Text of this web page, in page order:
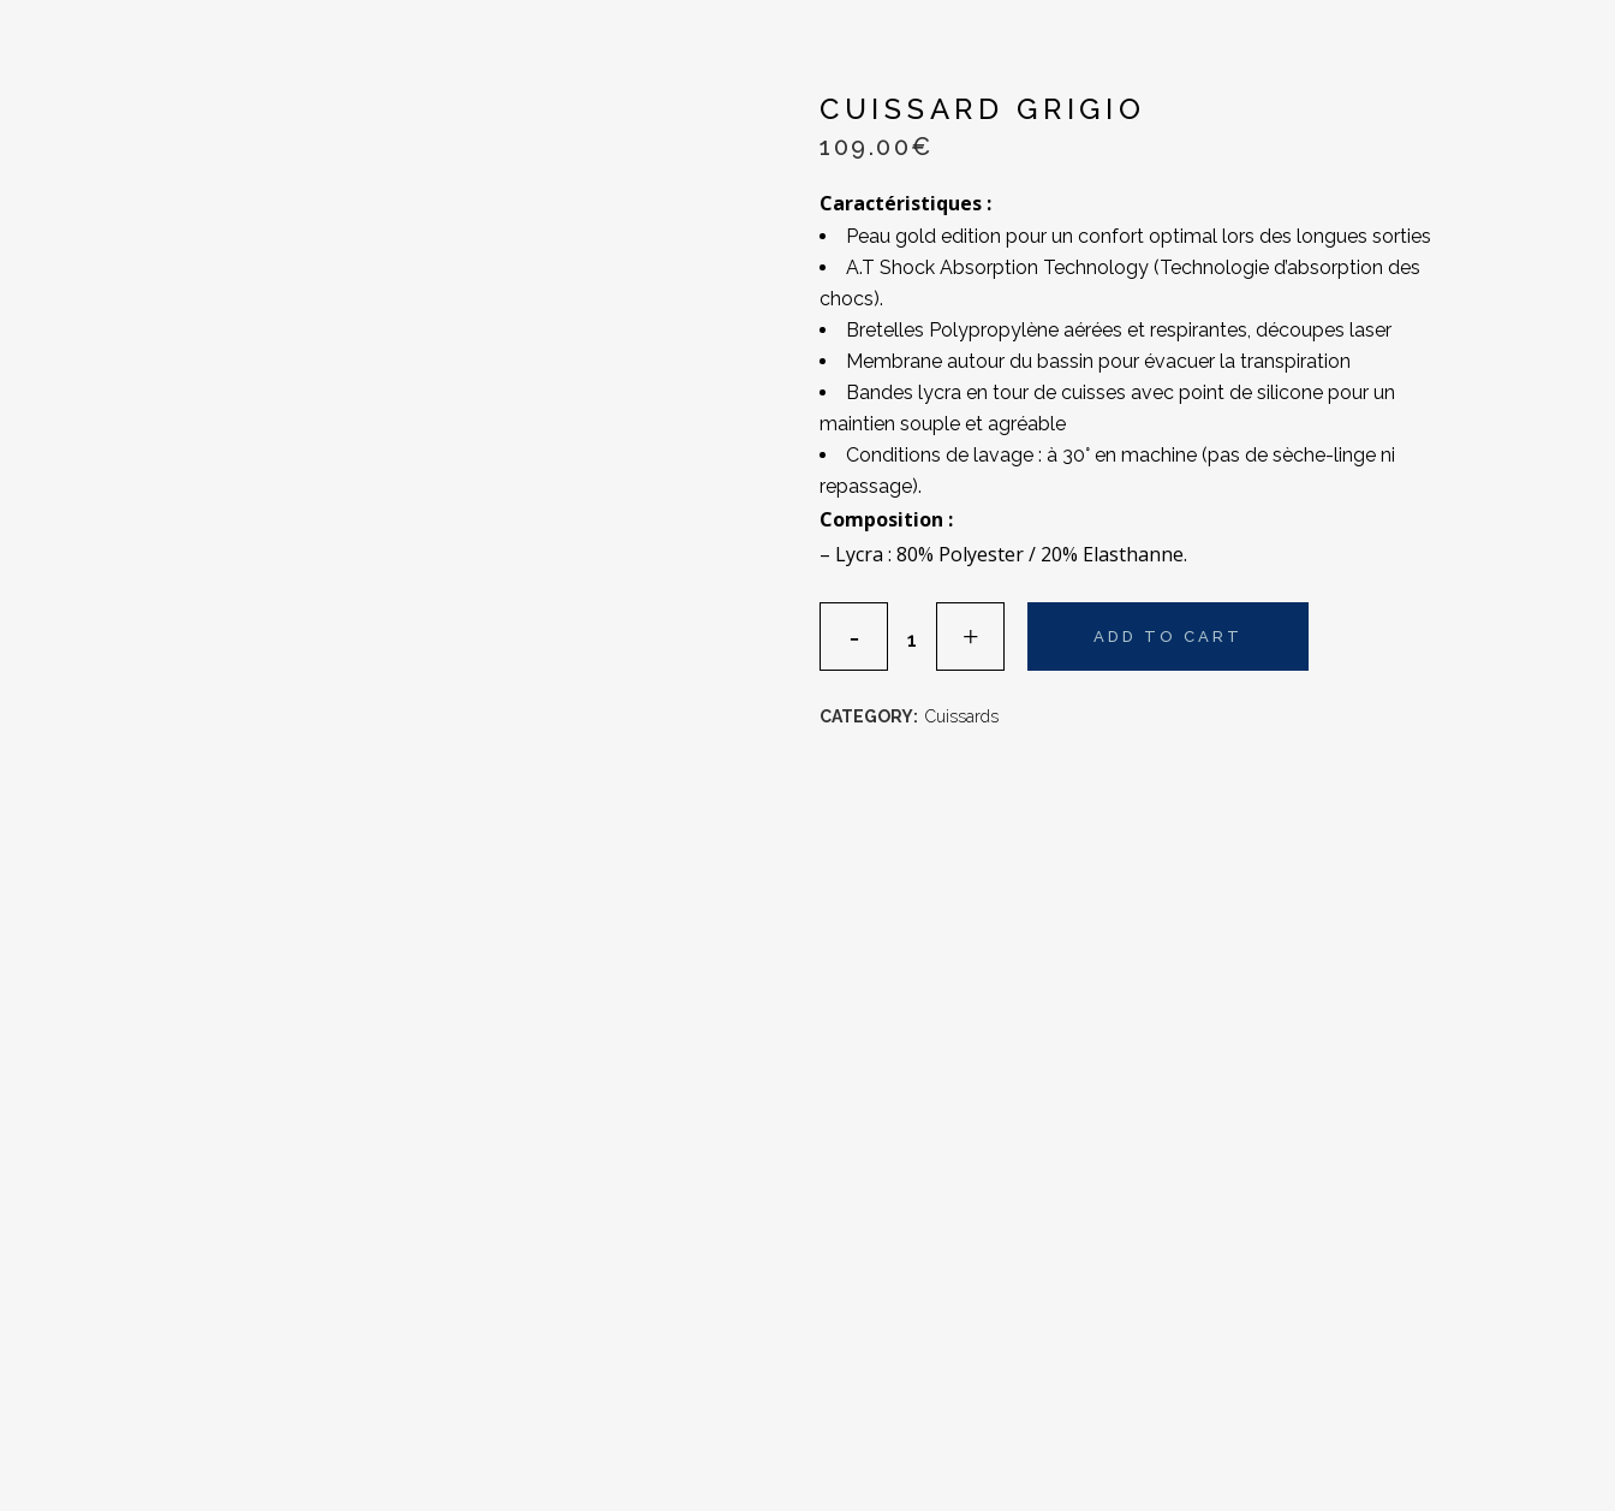
CUISSARD GRIGIO
109.00€
Caractéristiques :
Peau gold edition pour un confort optimal lors des longues sorties
A.T Shock Absorption Technology (Technologie d’absorption des
chocs).
Bretelles Polypropylène aérées et respirantes, découpes laser
Membrane autour du bassin pour évacuer la transpiration
Bandes lycra en tour de cuisses avec point de silicone pour un
maintien souple et agréable
Conditions de lavage : à 30° en machine (pas de sèche-linge ni
repassage).
Composition :
– Lycra : 80% Polyester / 20% Elasthanne.
ADD TO CART
CATEGORY: Cuissards